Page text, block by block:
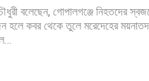
বলেছেন, গোপালগঞ্জে নিহতদের
হলে কবর থেকে তুলে মরেদেহের